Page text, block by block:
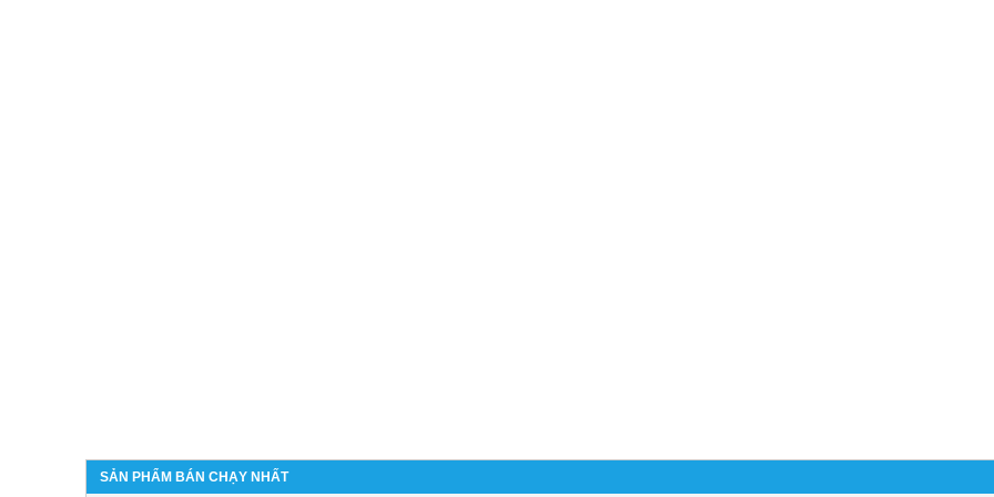
SẢN PHẨM BÁN CHẠY NHẤT